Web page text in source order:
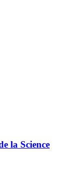
la Science